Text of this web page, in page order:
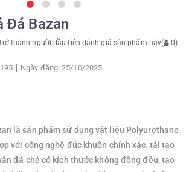
Đá Bazan
thành người đầu tiên đánh giá sản phẩm này( 0)
Ngày đăng: 25/10/2025
là sản phẩm sử dụng vật liệu Polyurethane
với công nghệ đúc khuôn chính xác, tái tạo
đá chẻ có kích thước không đồng đều, tạo